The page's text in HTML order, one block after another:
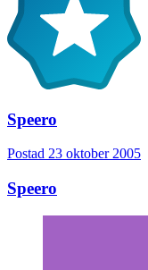
Speero
Postad 23 oktober 2005
Speero